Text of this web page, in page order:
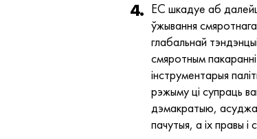
ЕС шкадуе аб
ўжывання
глабальнай
смяротным
інструментарыя
рэжыму ці супраць
дэмакратыю,
пачутыя, а іх правы і